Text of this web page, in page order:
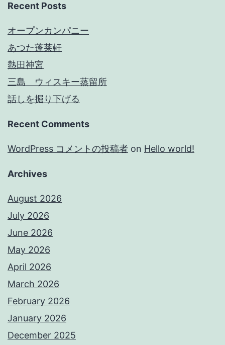
Recent Posts
オープンカンパニー
あつた蓬莱軒
熱田神宮
三島 ウィスキー蒸留所
話しを掘り下げる
Recent Comments
WordPress コメントの投稿者 on Hello world!
Archives
August 2026
July 2026
June 2026
May 2026
April 2026
March 2026
February 2026
January 2026
December 2025